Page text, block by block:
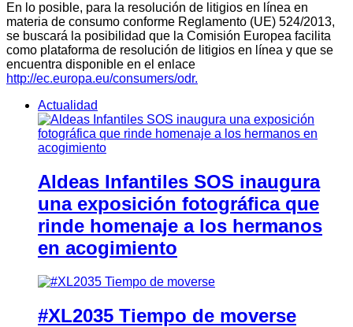
En lo posible, para la resolución de litigios en línea en
materia de consumo conforme Reglamento (UE) 524/2013,
se buscará la posibilidad que la Comisión Europea facilita
como plataforma de resolución de litigios en línea y que se
encuentra disponible en el enlace
http://ec.europa.eu/consumers/odr.
Actualidad
Aldeas Infantiles SOS inaugura
una exposición fotográfica que
rinde homenaje a los hermanos
en acogimiento
#XL2035 Tiempo de moverse